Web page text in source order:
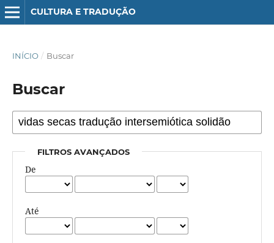
CULTURA E TRADUÇÃO
INÍCIO / Buscar
Buscar
FILTROS AVANÇADOS
De
Até